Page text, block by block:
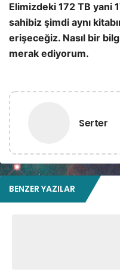
Elimizdeki 172 TB yani
sahibiz şimdi aynı
erişeceğiz. Nasıl bir
merak ediyorum.
Serter
BENZER YAZILAR